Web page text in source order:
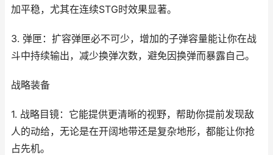
加平稳，尤其在连续STG时效果显著。
3. 弹匣：扩容弹匣必不可少，增加的子弹容量能让你在战
斗中持续输出，减少换弹次数，避免因换弹而暴露自己。
战略装备
1. 战略目镜：它能提供更清晰的视野，帮助你提前发现敌
人的动给，无论是在开阔地带还是复杂地形，都能让你抢
占先机。